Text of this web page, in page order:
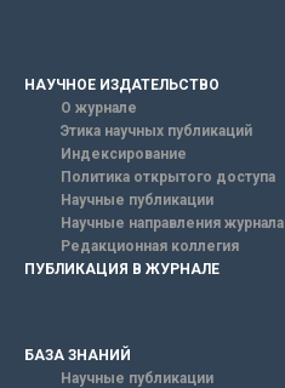
НАУЧНОЕ ИЗДАТЕЛЬСТВО
О журнале
Этика научных публикаций
Индексирование
Политика открытого доступа
Научные публикации
Научные направления журнала
Редакционная коллегия
ПУБЛИКАЦИЯ В ЖУРНАЛЕ
БАЗА ЗНАНИЙ
Научные публикации